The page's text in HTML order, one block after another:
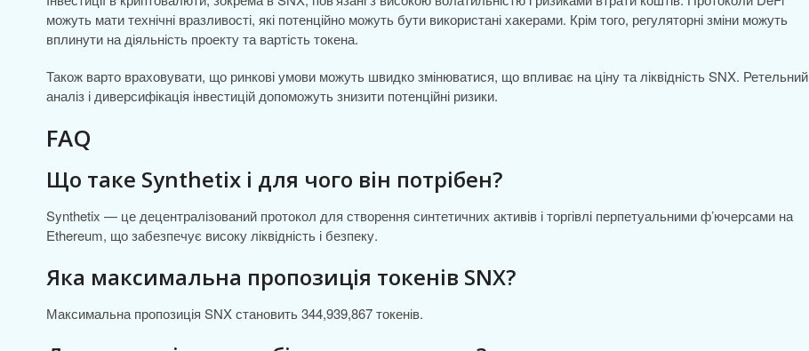
можуть мати технічні вразливості, які потенційно можуть бути використані хакерами. Крім того, регуляторні зміни можуть
вплинути на діяльність проекту та вартість токена.
Також варто враховувати, що ринкові умови можуть швидко змінюватися, що впливає на ціну та ліквідність SNX. Ретельний
аналіз і диверсифікація інвестицій допоможуть знизити потенційні ризики.
FAQ
Що таке Synthetix і для чого він потрібен?
Synthetix — це децентралізований протокол для створення синтетичних активів і торгівлі перпетуальними ф’ючерсами на
Ethereum, що забезпечує високу ліквідність і безпеку.
Яка максимальна пропозиція токенів SNX?
Максимальна пропозиція SNX становить 344,939,867 токенів.